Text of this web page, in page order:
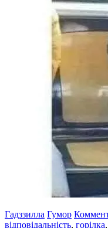
Гадззилла Гумор
відповідальність, горілка,